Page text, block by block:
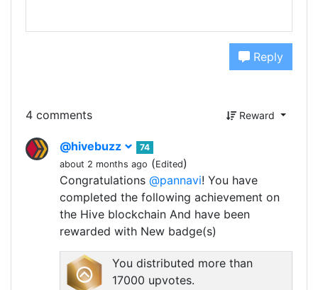
Reply
4 comments Reward
@hivebuzz
74
about 2 months ago (Edited)
Congratulations @pannavi! You have
completed the following achievement on
the Hive blockchain And have been
rewarded with New badge(s)
You distributed more than
17000 upvotes.